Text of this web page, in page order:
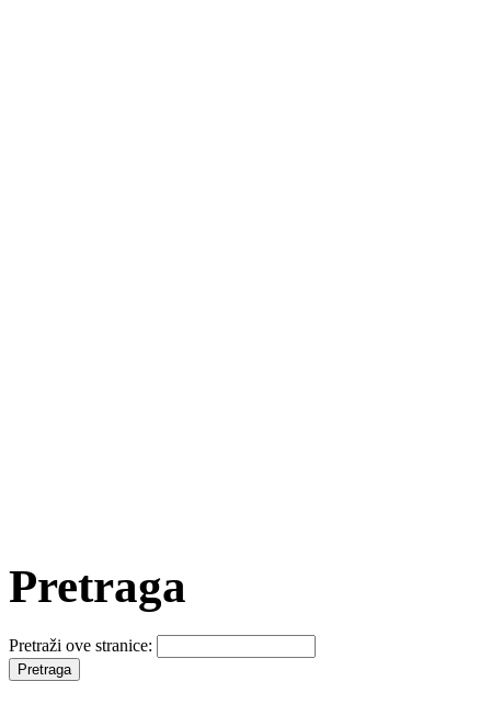
Pretraga
Pretraži ove stranice: